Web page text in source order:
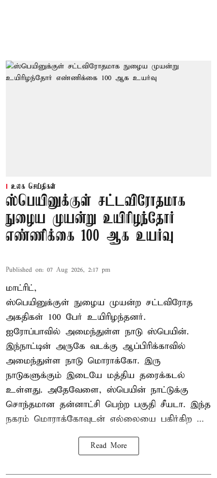
உலக செய்திகள்
ஸ்பெயினுக்குள் சட்டவிரோதமாக
நுழைய முயன்று உயிரிழந்தோர்
எண்ணிக்கை 100 ஆக உயர்வு
Published on: 07 Aug 2026, 2:17 pm
மாட்ரிட்,
ஸ்பெயினுக்குள் நுழைய முயன்ற சட்டவிரோத
அகதிகள் 100 பேர் உயிரிழந்தனர்.
ஐரோப்பாவில் அமைந்துள்ள நாடு ஸ்பெயின்.
இந்நாட்டின் அருகே வடக்கு ஆப்பிரிக்காவில்
அமைந்துள்ள நாடு மொராக்கோ. இரு
நாடுகளுக்கும் இடையே மத்திய தரைக்கடல்
உள்ளது. அதேவேளை, ஸ்பெயின் நாட்டுக்கு
சொந்தமான தன்னாட்சி பெற்ற பகுதி சீயடா. இந்த
நகரம் மொராக்கோவுடன் எல்லையை பகிர்கிற ...
Read More